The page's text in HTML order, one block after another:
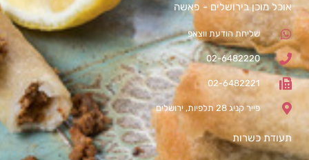
אוכל מוכן בירושלים - פאשה
שליחת הודעת ווצאפ
02-6482220
02-6482221
פייר קניג 28 תלפיות, ירושלים
תעודת כשרות